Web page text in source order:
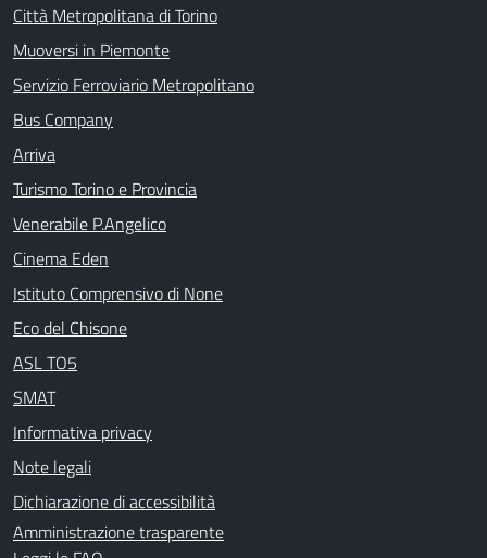
Città Metropolitana di Torino
Muoversi in Piemonte
Servizio Ferroviario Metropolitano
Bus Company
Arriva
Turismo Torino e Provincia
Venerabile P.Angelico
Cinema Eden
Istituto Comprensivo di None
Eco del Chisone
ASL TO5
SMAT
Informativa privacy
Note legali
Dichiarazione di accessibilità
Amministrazione trasparente